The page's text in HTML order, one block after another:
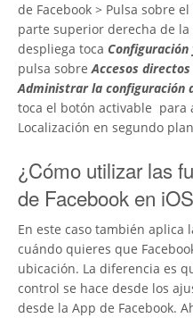
de Facebook > Pulsa sobre
parte superior derecha de
despliega toca
pulsa sobreAccesos
Administrar la configuración
toca el botón activable para
Localización en segundo
¿Cómo utilizar las
de Facebook en
En este caso también
cuándo quieres que
ubicación. La diferencia es
control se hace desde los
desde la App de Facebook.